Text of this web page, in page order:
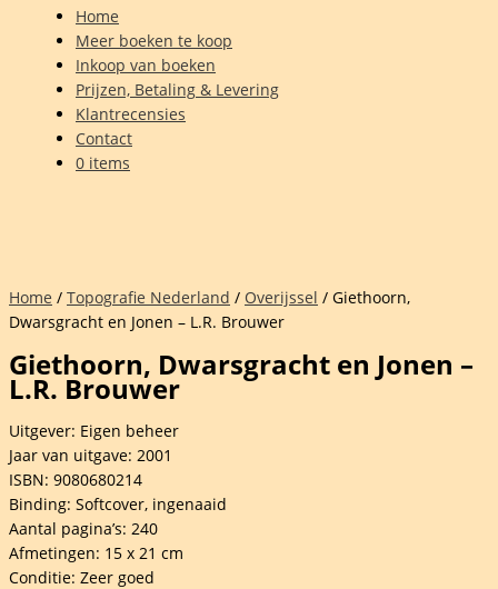
Home
Meer boeken te koop
Inkoop van boeken
Prijzen, Betaling & Levering
Klantrecensies
Contact
0 items
Home / Topografie Nederland / Overijssel / Giethoorn,
Dwarsgracht en Jonen – L.R. Brouwer
Giethoorn, Dwarsgracht en Jonen –
L.R. Brouwer
Uitgever: Eigen beheer
Jaar van uitgave: 2001
ISBN: 9080680214
Binding: Softcover, ingenaaid
Aantal pagina’s: 240
Afmetingen: 15 x 21 cm
Conditie: Zeer goed